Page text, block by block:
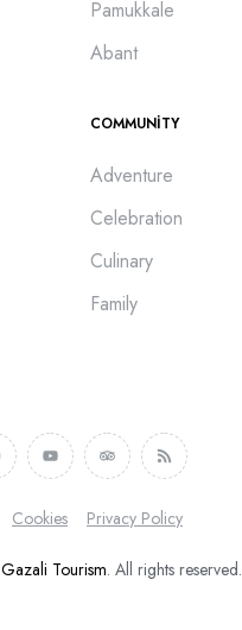
Pamukkale
Abant
COMMUNITY
Adventure
Celebration
Culinary
Family
Gazali Tourism. All rights reserved.
Cookies Privacy Policy